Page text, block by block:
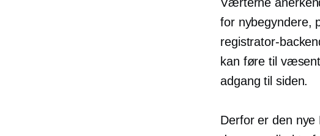
for nybegyndere,
registrator-
kan føre til
adgang til siden.
Derfor er den